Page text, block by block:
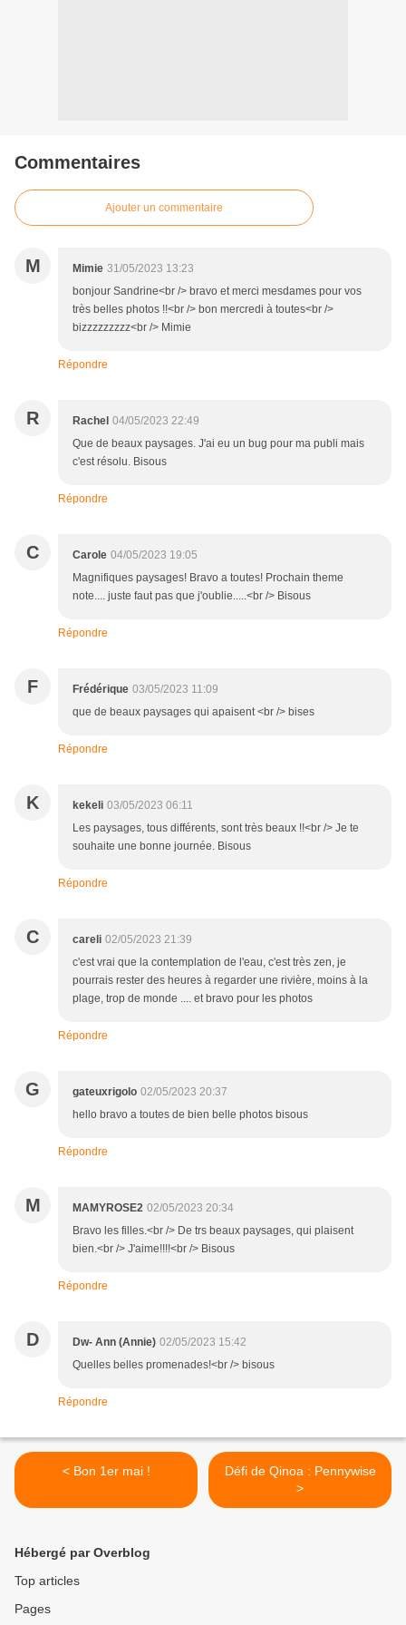
Commentaires
Ajouter un commentaire
M Mimie 31/05/2023 13:23
bonjour Sandrine<br /> bravo et merci mesdames pour vos
très belles photos !!<br /> bon mercredi à toutes<br />
bizzzzzzzzz<br /> Mimie
Répondre
R Rachel 04/05/2023 22:49
Que de beaux paysages. J'ai eu un bug pour ma publi mais
c'est résolu. Bisous
Répondre
C Carole 04/05/2023 19:05
Magnifiques paysages! Bravo a toutes! Prochain theme
note.... juste faut pas que j'oublie.....<br /> Bisous
Répondre
F Frédérique 03/05/2023 11:09
que de beaux paysages qui apaisent <br /> bises
Répondre
K kekeli 03/05/2023 06:11
Les paysages, tous différents, sont très beaux !!<br /> Je te
souhaite une bonne journée. Bisous
Répondre
C careli 02/05/2023 21:39
c'est vrai que la contemplation de l'eau, c'est très zen, je
pourrais rester des heures à regarder une rivière, moins à la
plage, trop de monde .... et bravo pour les photos
Répondre
G gateuxrigolo 02/05/2023 20:37
hello bravo a toutes de bien belle photos bisous
Répondre
M MAMYROSE2 02/05/2023 20:34
Bravo les filles.<br /> De trs beaux paysages, qui plaisent
bien.<br /> J'aime!!!!<br /> Bisous
Répondre
D Dw- Ann (Annie) 02/05/2023 15:42
Quelles belles promenades!<br /> bisous
Répondre
< Bon 1er mai !
Défi de Qinoa : Pennywise
>
Hébergé par Overblog
Top articles
Pages